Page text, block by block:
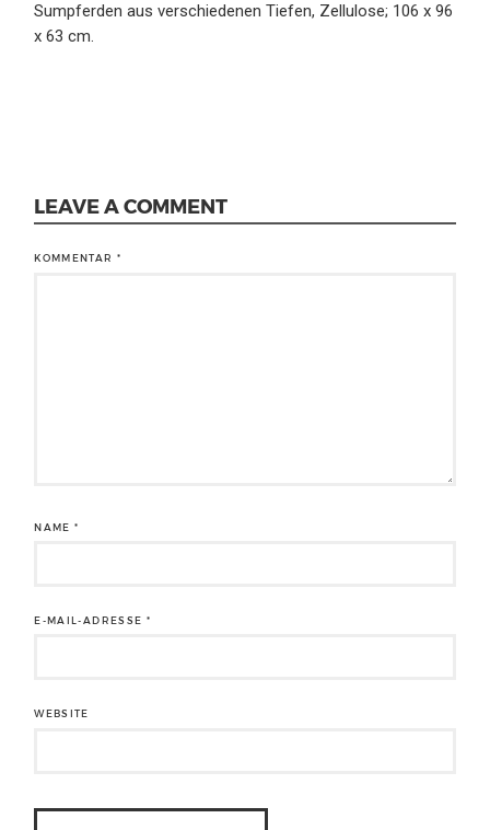
Sumpferden aus verschiedenen Tiefen, Zellulose; 106 x 96
x 63 cm.
LEAVE A COMMENT
KOMMENTAR *
NAME*
E-MAIL-ADRESSE *
WEBSITE